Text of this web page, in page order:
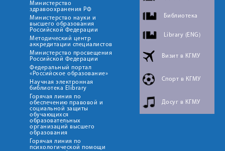
Министерство
здравоохранения РФ
Министерство науки и
высшего образования
Российской Федерации
Методический центр
аккредитации специалистов
Министерство просвещения
Российской Федерации
Федеральный портал
«Российское образование»
Научная электронная
библиотека Elibrary
Горячая линия по
обеспечению правовой и
социальной защиты
обучающихся
образовательных
организаций высшего
образования
Горячая линия по
психологической помощи
Библиотека
Library (ENG)
Визит в КГМУ
Спорт в КГМУ
Досуг в КГМУ